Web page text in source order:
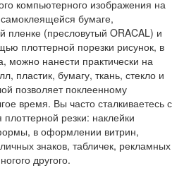
компьютерного изображения на
бумаге,
пленке (пресловутый ORACAL) и
плоттерной порезки рисунок, в
можно нанести практически на
пластик, бумагу, ткань, стекло и
позволяет поклеенному
время. Вы часто сталкиваетесь с
резки: наклейки
в оформлении витрин,
знаков, табличек, рекламных
другого.